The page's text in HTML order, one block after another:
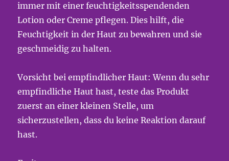
immer mit einer feuchtigkeitsspendenden
Lotion oder Creme pflegen. Dies hilft, die
Feuchtigkeit in der Haut zu bewahren und sie
geschmeidig zu halten.
Vorsicht bei empfindlicher Haut: Wenn du sehr
empfindliche Haut hast, teste das Produkt
zuerst an einer kleinen Stelle, um
sicherzustellen, dass du keine Reaktion darauf
hast.